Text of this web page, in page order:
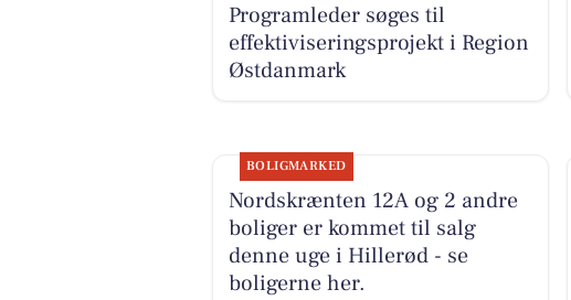
Programleder søges til
effektiviseringsprojekt i Region
Østdanmark
BOLIGMARKED
Nordskrænten 12A og 2 andre
boliger er kommet til salg
denne uge i Hillerød - se
boligerne her.